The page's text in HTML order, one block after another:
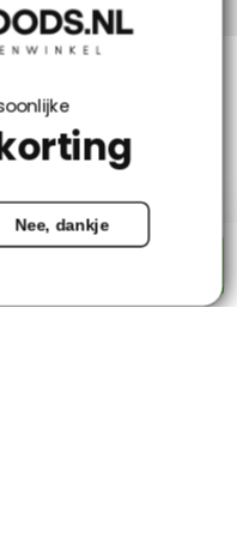
Nee, dankje